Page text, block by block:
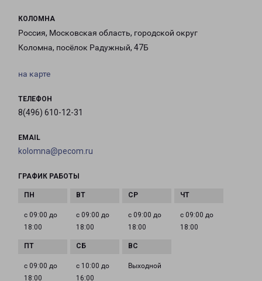
КОЛОМНА
Россия, Московская область, городской округ
Коломна, посёлок Радужный, 47Б
на карте
ТЕЛЕФОН
8(496) 610-12-31
EMAIL
kolomna@pecom.ru
ГРАФИК РАБОТЫ
с 09:00 до
18:00
с 09:00 до
18:00
с 09:00 до
18:00
с 09:00 до
18:00
с 09:00 до
18:00
с 10:00 до
16:00
Выходной